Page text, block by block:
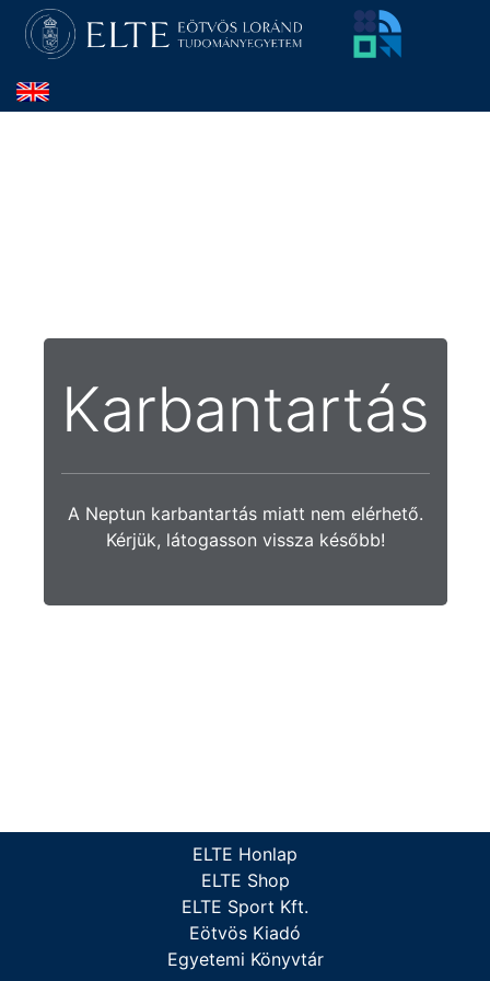
Karbantartás
A Neptun karbantartás miatt nem elérhető.
Kérjük, látogasson vissza később!
ELTE Honlap
ELTE Shop
ELTE Sport Kft.
Eötvös Kiadó
Egyetemi Könyvtár